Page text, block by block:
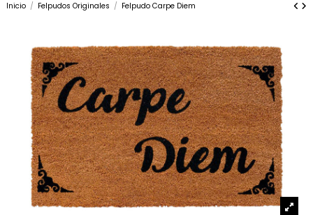
Inicio Felpudos Originales Felpudo Carpe Diem